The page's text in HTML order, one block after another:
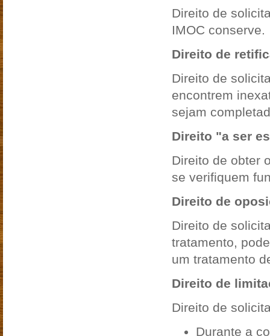
Direito de
IMOC conserve.
Direito de
Direito de
encontrem
sejam
Direito "a ser
Direito de obter
se verifiquem
Direito de
Direito de
tratamento,
um tratamento
Direito de
Direito de
Durante a